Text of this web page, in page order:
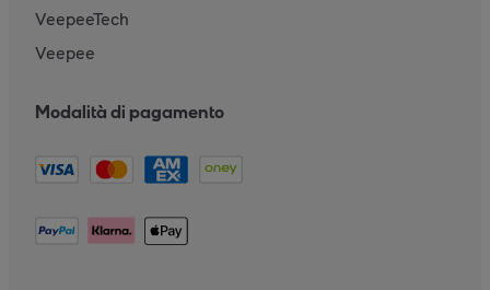
VeepeeTech
Veepee
Modalità di pagamento